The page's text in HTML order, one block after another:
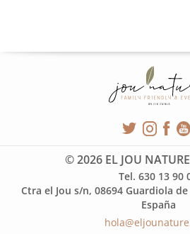
© 2026 EL JOU
Tel. 630 13 90
Ctra el Jou s/n, 08694 Guardiola
España